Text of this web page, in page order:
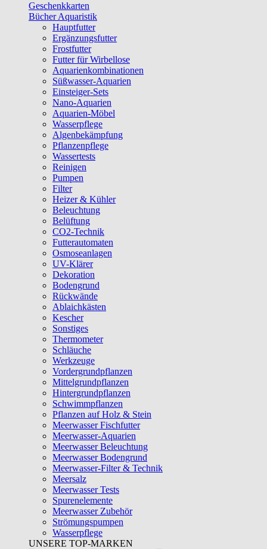
Geschenkkarten
Bücher Aquaristik
Hauptfutter
Ergänzungsfutter
Frostfutter
Futter für Wirbellose
Aquarienkombinationen
Süßwasser-Aquarien
Einsteiger-Sets
Nano-Aquarien
Aquarien-Möbel
Wasserpflege
Algenbekämpfung
Pflanzenpflege
Wassertests
Reinigen
Pumpen
Filter
Heizer & Kühler
Beleuchtung
Belüftung
CO2-Technik
Futterautomaten
Osmoseanlagen
UV-Klärer
Dekoration
Bodengrund
Rückwände
Ablaichkästen
Kescher
Sonstiges
Thermometer
Schläuche
Werkzeuge
Vordergrundpflanzen
Mittelgrundpflanzen
Hintergrundpflanzen
Schwimmpflanzen
Pflanzen auf Holz & Stein
Meerwasser Fischfutter
Meerwasser-Aquarien
Meerwasser Beleuchtung
Meerwasser Bodengrund
Meerwasser-Filter & Technik
Meersalz
Meerwasser Tests
Spurenelemente
Meerwasser Zubehör
Strömungspumpen
Wasserpflege
UNSERE TOP-MARKEN